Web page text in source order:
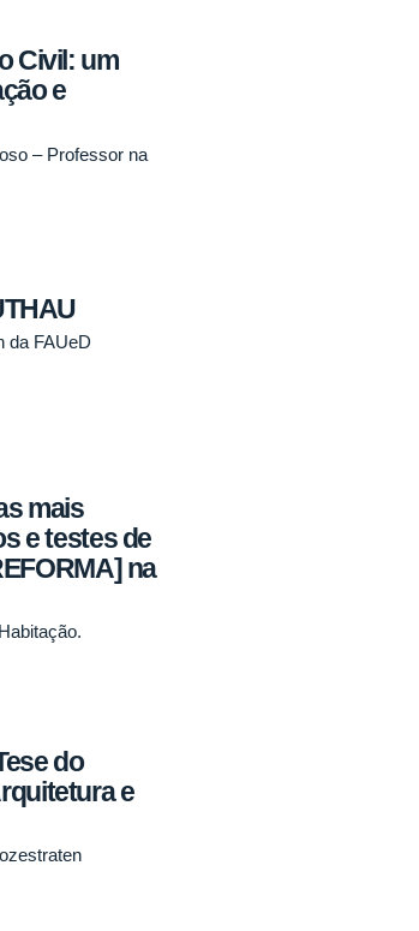
Civil: um
e
– Professor na
da FAUeD
mais
e testes de
na
do
e